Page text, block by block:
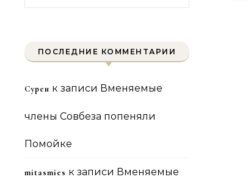
ПОСЛЕДНИЕ КОММЕНТАРИИ
Сурен к записи Вменяемые
члены Совбеза попеняли
Помойке
mitasmies к записи Вменяемые